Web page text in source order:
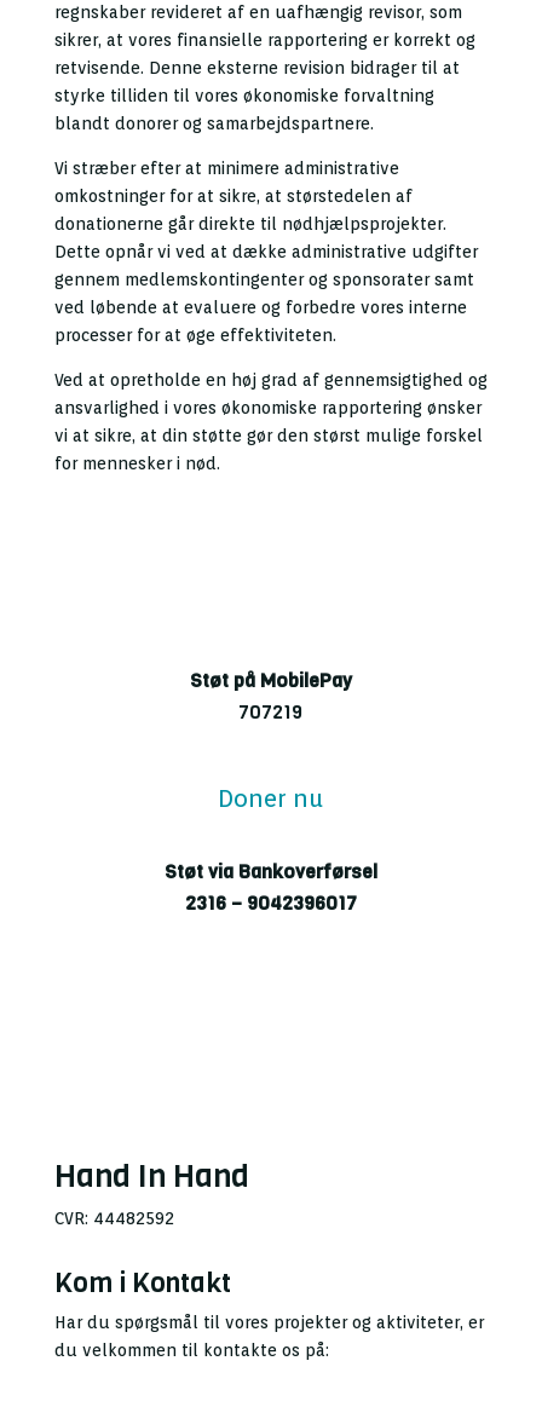
regnskaber revideret af en uafhængig revisor, som
sikrer, at vores finansielle rapportering er korrekt og
retvisende. Denne eksterne revision bidrager til at
styrke tilliden til vores økonomiske forvaltning
blandt donorer og samarbejdspartnere.
Vi stræber efter at minimere administrative
omkostninger for at sikre, at størstedelen af
donationerne går direkte til nødhjælpsprojekter.
Dette opnår vi ved at dække administrative udgifter
gennem medlemskontingenter og sponsorater samt
ved løbende at evaluere og forbedre vores interne
processer for at øge effektiviteten.
Ved at opretholde en høj grad af gennemsigtighed og
ansvarlighed i vores økonomiske rapportering ønsker
vi at sikre, at din støtte gør den størst mulige forskel
for mennesker i nød.
Støt på MobilePay
707219
Doner nu
Støt via Bankoverførsel
2316 – 9042396017
Hand In Hand
CVR: 44482592
Kom i Kontakt
Har du spørgsmål til vores projekter og aktiviteter, er
du velkommen til kontakte os på: